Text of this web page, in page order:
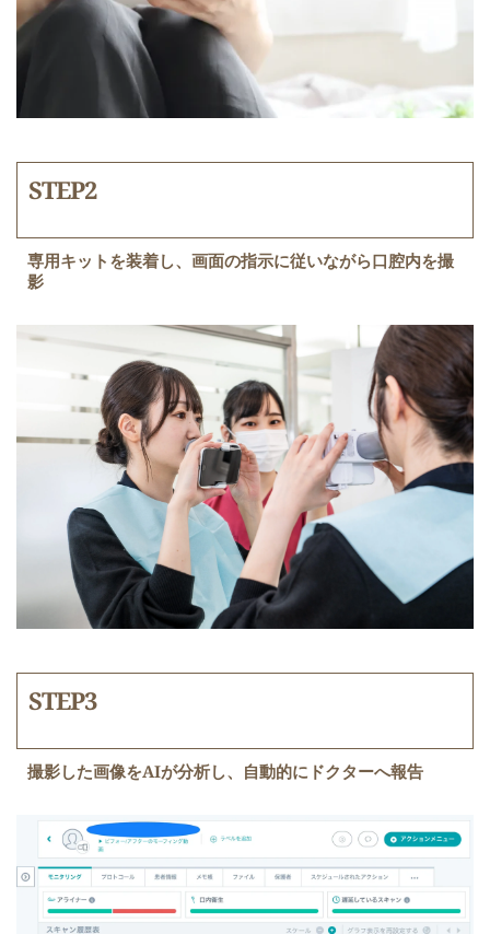
STEP2
専用キットを装着し、画面の指示に従いながら口腔内を撮
影
STEP3
撮影した画像をAIが分析し、自動的にドクターへ報告